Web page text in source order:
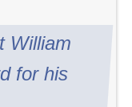
William
for his